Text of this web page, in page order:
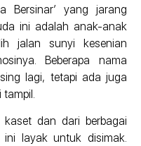
Bersinar’ yang jarang
ini adalah anak-anak
jalan sunyi kesenian
Beberapa nama
lagi, tetapi ada juga
dan dari berbagai
ini layak untuk disimak.